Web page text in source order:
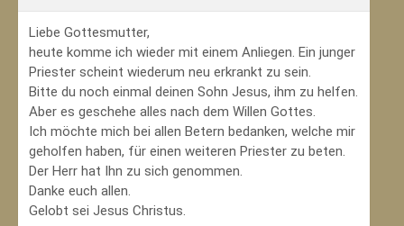
Liebe Gottesmutter,
heute komme ich wieder mit einem Anliegen. Ein junger
Priester scheint wiederum neu erkrankt zu sein.
Bitte du noch einmal deinen Sohn Jesus, ihm zu helfen.
Aber es geschehe alles nach dem Willen Gottes.
Ich möchte mich bei allen Betern bedanken, welche mir
geholfen haben, für einen weiteren Priester zu beten.
Der Herr hat Ihn zu sich genommen.
Danke euch allen.
Gelobt sei Jesus Christus.